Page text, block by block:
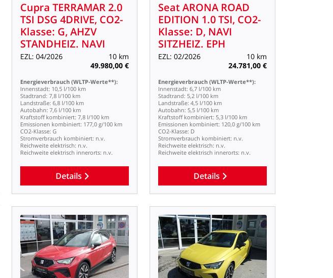
Cupra TERRAMAR2.0
TSI DSG 4DRIVE, CO2-
Klasse: G, AHZV
STANDHEIZ. NAVI
EZL: 04/2026 10 km
49.980,00 €
Energieverbrauch (WLTP-Werte**):
Innenstadt: 10,5 l/100 km
Stadtrand: 7,8 l/100 km
Landstraße: 6,8 l/100 km
Autobahn: 7,6 l/100 km
Kraftstoff kombiniert: 7,8 l/100 km
Emissionen kombiniert: 177,0 g/100 km
CO2-Klasse: G
Stromverbrauch kombiniert: n.v.
Reichweite elektrisch: n.v.
Reichweite elektrisch innerorts: n.v.
Details
SeatARONA ROAD
EDITION 1.0TSI, CO2-
Klasse: D, NAVI
SITZHEIZ. EPH
EZL: 02/2026 10 km
24.781,00 €
Energieverbrauch (WLTP-Werte**):
Innenstadt: 6,7 l/100 km
Stadtrand: 5,2 l/100 km
Landstraße: 4,5 l/100 km
Autobahn: 5,5 l/100 km
Kraftstoff kombiniert: 5,3 l/100 km
Emissionen kombiniert: 120,0 g/100 km
CO2-Klasse: D
Stromverbrauch kombiniert: n.v.
Reichweite elektrisch: n.v.
Reichweite elektrisch innerorts: n.v.
Details